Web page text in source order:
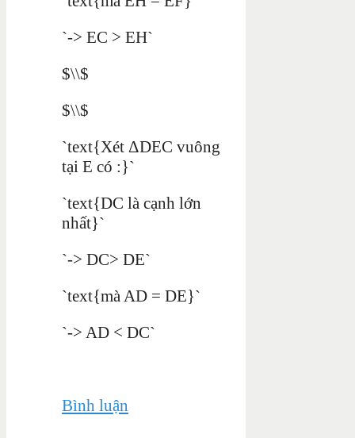
`-> EC > EH`
$\\$
$\\$
`text{Xét ΔDEC vuông
tại E có :}`
`text{DC là cạnh lớn
nhất}`
`-> DC> DE`
`text{mà AD = DE}`
`-> AD < DC`
Bình luận